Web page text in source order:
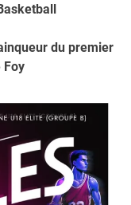
du premier
Foy